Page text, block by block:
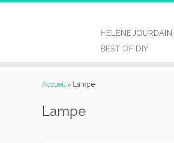
HELENE JOURDAIN
BEST OF DIY
Accueil » Lampe
Lampe